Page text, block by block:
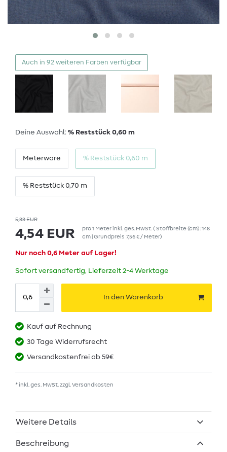
Auch in 92 weiteren Farben verfügbar
Deine Auswahl: % Reststück 0,60 m
Meterware % Reststück 0,60 m
% Reststück 0,70 m
5,33 EUR
4,54 EUR pro1 Meterinkl. ges. MwSt. ( Stoffbreite (cm): 148
cm | Grundpreis 7,56 € / Meter)
Nur noch 0,6 Meter auf Lager!
Sofort versandfertig, Lieferzeit 2-4 Werktage
In den Warenkorb
Kauf auf Rechnung
30 Tage Widerrufsrecht
Versandkostenfrei ab 59€
* inkl. ges. MwSt. zzgl. Versandkosten
Weitere Details
Beschreibung